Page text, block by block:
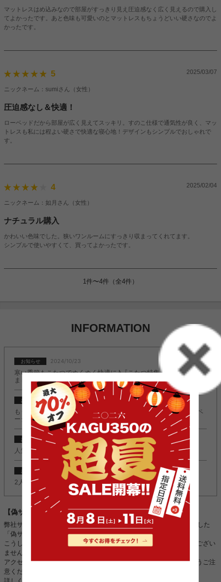
マットレスはめ込みなので部屋がすっきり見え圧迫感なく広く見えるので購入し
てよかったです。あと色味も可愛いのとマットレスもちょうどいい硬さなのでよ
かったです。
5 2025/03/07
ニックネーム：sumiさん（女性）
圧迫感なし＆快適！
ローベッドだから部屋が広く見えてスッキリ。すのこ仕様で通気性が良く、マッ
トレスも私には程よい硬さで快適な寝心地！デザインもシンプルでおしゃれで
す。
4 2025/02/04
ニックネーム：如月さん（女性）
ナチュラル購入
かわいい色味でした。狭いワンルームにすっきり収まってくれてます。
シンプルで使いやすくて、買ってよかったです。
1件〜4件（全4件）
INFORMATION
お知らせ 2024/10/23
寒い季節もこたつでぬくぬく快適に♪『こたつ特集』ページ公開し
ました。
お知らせ 2024/10/23
もうすぐクリスマスの季節！『クリスマスコレクション2024』ペ
ージ公開しました。
お知らせ 2022/11/08
人気のＬ字デスク『Fine(ファイン)』に新カラー追加しました。
お知らせ 2022/11/08
2人掛けソファ『Moss(モス)』に新カラー追加しました。
【偽サイトにご注意ください】
弊社サイトのロゴ・画像などを不正に使用し、kagu350になりすました
「偽サイト」や「偽SNSアカウント」を複数確認しております。
こうした「偽サイト」「偽SNSアカウント」は、当店と全く関係がござい
ません。
アクセス、ご注文、お振り込み、個人情報のやり取りをされないようご注
意ください。